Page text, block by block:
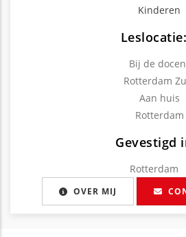
Kinderen
Leslocatie:
Bij de
Rotterdam
Aan huis
Rotterdam
Gevestigd
Rotterdam
OVER MIJ